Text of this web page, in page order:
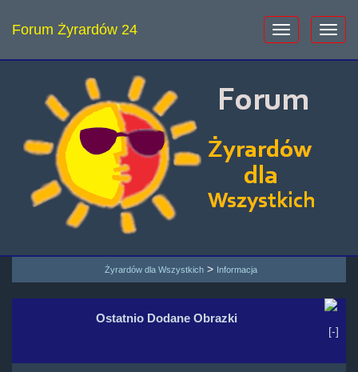
Forum Żyrardów 24
Żyrardów dla Wszystkich > Informacja
Ostatnio Dodane Obrazki